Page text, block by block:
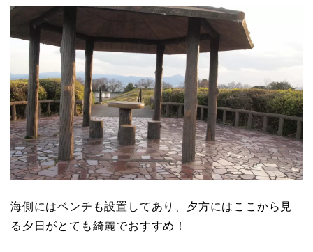
海側にはベンチも設置してあり、夕方にはここから見
る夕日がとても綺麗でおすすめ！